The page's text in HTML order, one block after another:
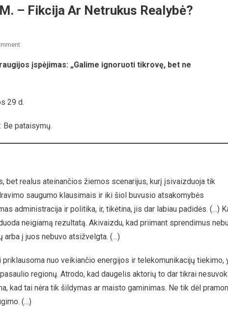
– Fikcija Ar Netrukus Realybė?
On
Žiema
–
Ar
Realybė?
įspėjimas: „Galime ignoruoti tikrovę, bet ne
29 d.
Be pataisymų.
bet realus ateinančios žiemos scenarijus, kurį įsivaizduoja tik
saugumo klausimais ir iki šiol buvusio atsakomybės
administracija ir politika, ir, tikėtina, jis dar labiau padidės. (…)
neigiamą rezultatą. Akivaizdu, kad priimant sprendimus
į juos nebuvo atsižvelgta. (…)
nuo veikiančio energijos ir telekomunikacijų tiekimo,
regionų. Atrodo, kad daugelis aktorių to dar tikrai
kad tai nėra tik šildymas ar maisto gaminimas. Ne tik dėl
(…)